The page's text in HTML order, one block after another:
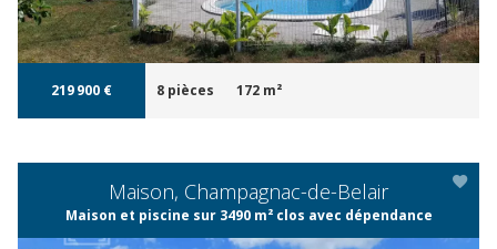
219 900 € 8 pièces 172 m²
Maison, Champagnac-de-Belair
Maison et piscine sur 3490 m² clos avec dépendance